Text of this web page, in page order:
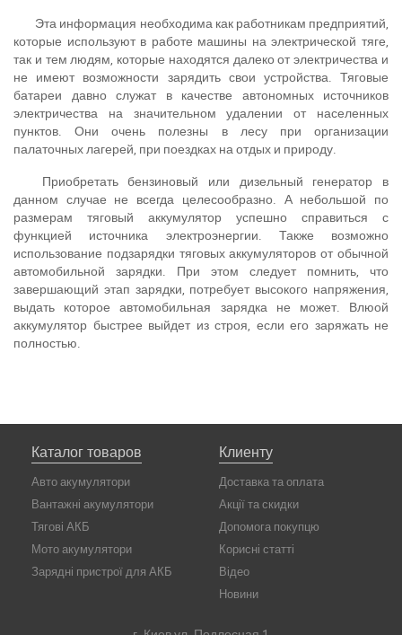
Эта информация необходима как работникам предприятий,
которые используют в работе машины на электрической тяге,
так и тем людям, которые находятся далеко от электричества и
не имеют возможности зарядить свои устройства. Тяговые
батареи давно служат в качестве автономных источников
электричества на значительном удалении от населенных
пунктов. Они очень полезны в лесу при организации
палаточных лагерей, при поездках на отдых и природу.
Приобретать бензиновый или дизельный генератор в
данном случае не всегда целесообразно. А небольшой по
размерам тяговый аккумулятор успешно справиться с
функцией источника электроэнергии. Также возможно
использование подзарядки тяговых аккумуляторов от обычной
автомобильной зарядки. При этом следует помнить, что
завершающий этап зарядки, потребует высокого напряжения,
выдать которое автомобильная зарядка не может. Влюой
аккумулятор быстрее выйдет из строя, если его заряжать не
полностью.
Каталог товаров
Авто акумулятори
Вантажні акумулятори
Тягові АКБ
Мото акумулятори
Зарядні пристрої для АКБ
Клиенту
Доставка та оплата
Акції та скидки
Допомога покупцю
Корисні статті
Відео
Новини